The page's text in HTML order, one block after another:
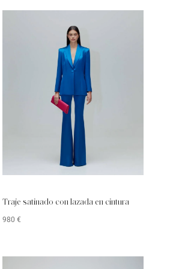
Traje satinado con lazada en cintura
980 €